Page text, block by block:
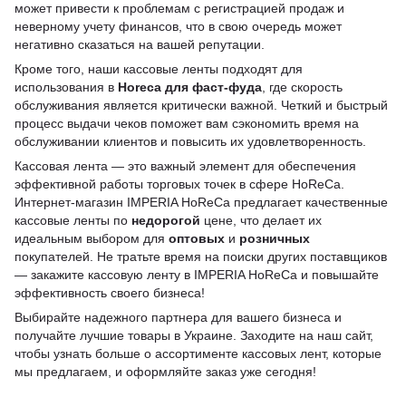
может привести к проблемам с регистрацией продаж и
неверному учету финансов, что в свою очередь может
негативно сказаться на вашей репутации.
Кроме того, наши кассовые ленты подходят для
использования в Horeca для фаст-фуда , где скорость
обслуживания является критически важной. Четкий и быстрый
процесс выдачи чеков поможет вам сэкономить время на
обслуживании клиентов и повысить их удовлетворенность.
Кассовая лента — это важный элемент для обеспечения
эффективной работы торговых точек в сфере HoReCa.
Интернет-магазин IMPERIA HoReCa предлагает качественные
кассовые ленты по недорогой цене, что делает их
идеальным выбором для оптовых и розничных
покупателей. Не тратьте время на поиски других поставщиков
— закажите кассовую ленту в IMPERIA HoReCa и повышайте
эффективность своего бизнеса!
Выбирайте надежного партнера для вашего бизнеса и
получайте лучшие товары в Украине. Заходите на наш сайт,
чтобы узнать больше о ассортименте кассовых лент, которые
мы предлагаем, и оформляйте заказ уже сегодня!